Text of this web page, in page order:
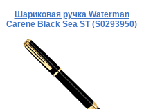
Шариковая ручка Waterman
Carene Black Sea ST (S0293950)